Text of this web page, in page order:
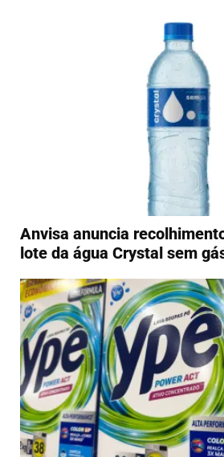
Anvisa anuncia
lote da água Crystal sem